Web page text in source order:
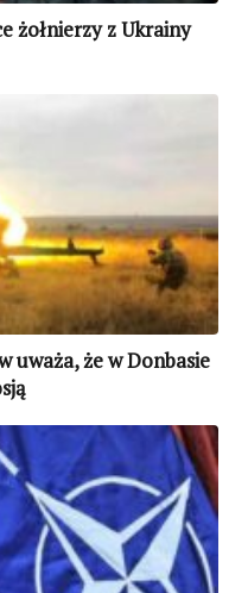
żołnierzy z Ukrainy
uważa, że w Donbasie